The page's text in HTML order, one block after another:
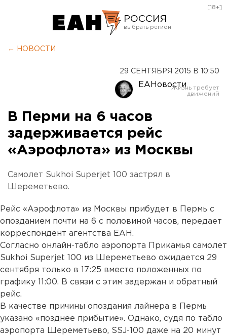
РОССИЯ
Оренбург
[18+]
← НОВОСТИ
29 СЕНТЯБРЯ 2015 В 10:50
ЕАНовости
В Перми на 6 часов
задерживается рейс
«Аэрофлота» из Москвы
Самолет Sukhoi Superjet 100 застрял в
Шереметьево.
Рейс «Аэрофлота» из Москвы прибудет в Пермь с
опозданием почти на 6 с половиной часов, передает
корреспондент агентства ЕАН.
Согласно онлайн-табло аэропорта Прикамья самолет
Sukhoi Superjet 100 из Шереметьево ожидается 29
сентября только в 17:25 вместо положенных по
графику 11:00. В связи с этим задержан и обратный
рейс.
В качестве причины опоздания лайнера в Пермь
указано «позднее прибытие». Однако, судя по табло
аэропорта Шереметьево, SSJ-100 даже на 20 минут